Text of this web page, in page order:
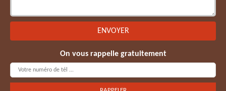
On vous rappelle gratuitement